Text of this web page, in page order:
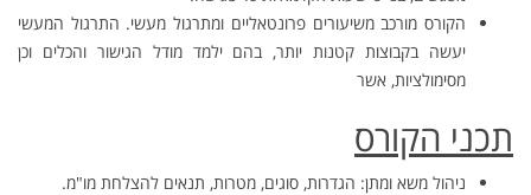
הקורס מורכב משיעורים פרונטאליים ומתרגול מעשי. התרגול המעשי
יעשה בקבוצות קטנות יותר, בהם ילמד מודל הגישור והכלים וכן
מסימולציות, אשר
תכני הקורס
ניהול משא ומתן: הגדרות, סוגים, מטרות, תנאים להצלחת מו"מ.